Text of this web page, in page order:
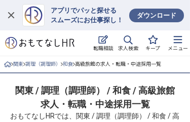
アプリでパッと探せる
スムーズにお仕事探し！
ダウンロード
転職相談 求人検索 キープ メニュー
ログイン
求人・施設を探す
就職・転職 合同説明会
関東 調理（調理師） 和食 高級旅館の求人・転職・中途採用一覧
関東 / 調理（調理師） / 和食 / 高級旅館
求人・転職・中途採用一覧
おもてなしHRでは、関東 / 調理（調理師） / 和食 / 高